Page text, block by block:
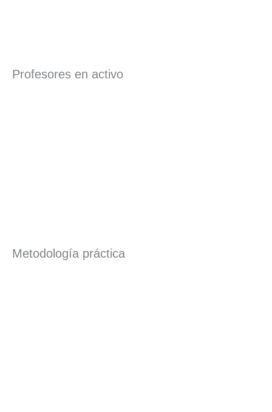
Profesores en activo
Metodología práctica